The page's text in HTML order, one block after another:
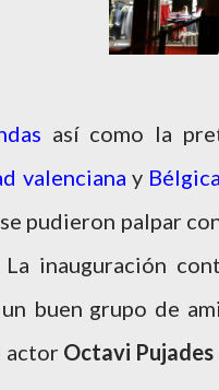
así como la
valencianay
pudieron palpar
La inauguración
buen grupo de
actor Octavi Pujades